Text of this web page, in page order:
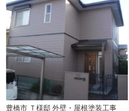
豊橋市 Ｔ様邸 外壁・屋根塗装工事